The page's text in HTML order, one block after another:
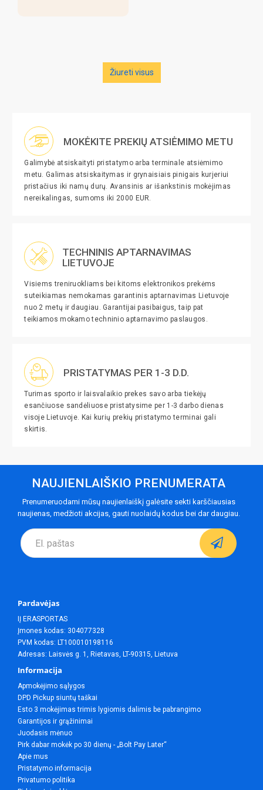
Žiureti visus
MOKĖKITE PREKIŲ ATSIĖMIMO METU
Galimybė atsiskaityti pristatymo arba terminale atsiėmimo
metu. Galimas atsiskaitymas ir grynaisiais pinigais kurjeriui
pristačius iki namų durų. Avansinis ar išankstinis mokėjimas
nereikalingas, sumoms iki 2000 EUR.
TECHNINIS APTARNAVIMAS
LIETUVOJE
Visiems treniruokliams bei kitoms elektronikos prekėms
suteikiamas nemokamas garantinis aptarnavimas Lietuvoje
nuo 2 metų ir daugiau. Garantijai pasibaigus, taip pat
teikiamos mokamo techninio aptarnavimo paslaugos.
PRISTATYMAS PER 1-3 D.D.
Turimas sporto ir laisvalaikio prekes savo arba tiekėjų
esančiuose sandėliuose pristatysime per 1-3 darbo dienas
visoje Lietuvoje. Kai kurių prekių pristatymo terminai gali
skirtis.
NAUJIENLAIŠKIO PRENUMERATA
Prenumeruodami mūsų naujienlaiškį galėsite sekti karščiausias
naujienas, medžioti akcijas, gauti nuolaidų kodus bei dar daugiau.
Pardavėjas
IĮ ERASPORTAS
Įmones kodas: 304077328
PVM kodas: LT100010198116
Adresas: Laisvės g. 1, Rietavas, LT-90315, Lietuva
Informacija
Apmokėjimo sąlygos
DPD Pickup siuntų taškai
Esto 3 mokėjimas trimis lygiomis dalimis be pabrangimo
Garantijos ir grąžinimai
Juodasis mėnuo
Pirk dabar mokėk po 30 dienų - „Bolt Pay Later“
Apie mus
Pristatymo informacija
Privatumo politika